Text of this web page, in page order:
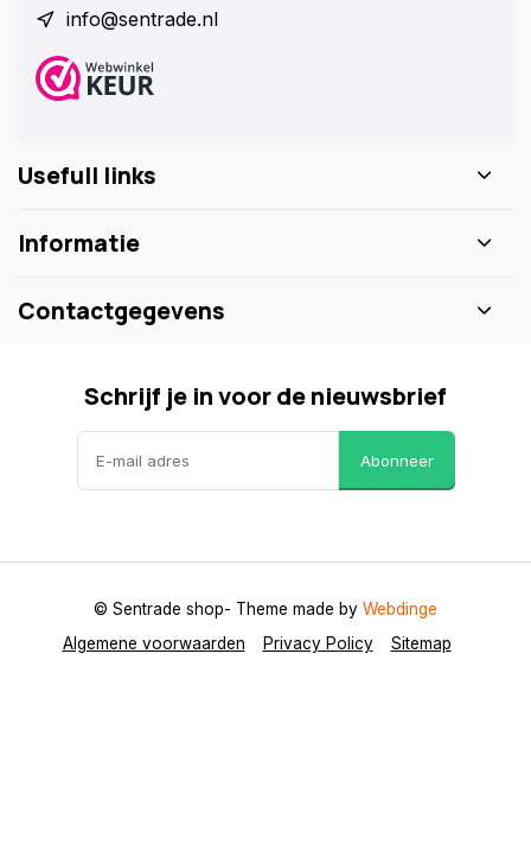
info@sentrade.nl
Usefull links
Informatie
Contactgegevens
Schrijf je in voor de nieuwsbrief
Abonneer
Algemene voorwaarden Privacy Policy Sitemap
© Sentrade shop- Theme made by Webdinge